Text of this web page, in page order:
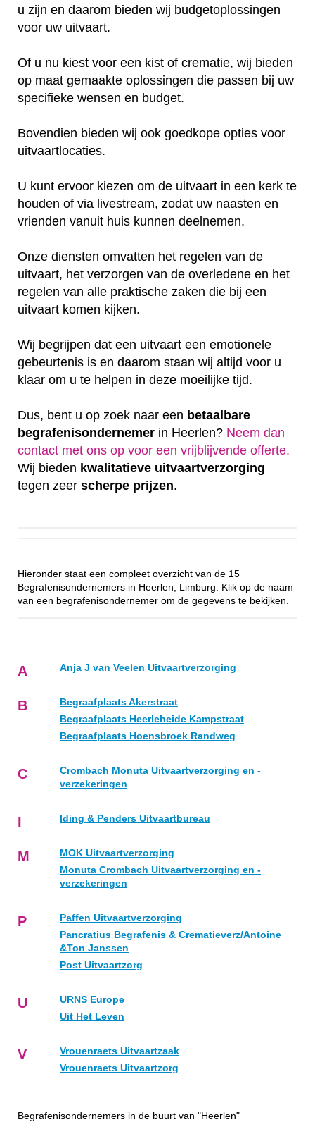
u zijn en daarom bieden wij budgetoplossingen
voor uw uitvaart.
Of u nu kiest voor een kist of crematie, wij bieden
op maat gemaakte oplossingen die passen bij uw
specifieke wensen en budget.
Bovendien bieden wij ook goedkope opties voor
uitvaartlocaties.
U kunt ervoor kiezen om de uitvaart in een kerk te
houden of via livestream, zodat uw naasten en
vrienden vanuit huis kunnen deelnemen.
Onze diensten omvatten het regelen van de
uitvaart, het verzorgen van de overledene en het
regelen van alle praktische zaken die bij een
uitvaart komen kijken.
Wij begrijpen dat een uitvaart een emotionele
gebeurtenis is en daarom staan wij altijd voor u
klaar om u te helpen in deze moeilijke tijd.
Dus, bent u op zoek naar een betaalbare
begrafenisondernemer in Heerlen? Neem dan
contact met ons op voor een vrijblijvende offerte‎.
Wij bieden kwalitatieve uitvaartverzorging
tegen zeer scherpe prijzen.
Hieronder staat een compleet overzicht van de 15
Begrafenisondernemers in Heerlen, Limburg. Klik op de naam
van een begrafenisondernemer om de gegevens te bekijken.
A Anja J van Veelen Uitvaartverzorging
B
Begraafplaats Akerstraat
Begraafplaats Heerleheide Kampstraat
Begraafplaats Hoensbroek Randweg
C
Crombach Monuta Uitvaartverzorging en -
verzekeringen
I Iding & Penders Uitvaartbureau
M
MOK Uitvaartverzorging
Monuta Crombach Uitvaartverzorging en -
verzekeringen
P
Paffen Uitvaartverzorging
Pancratius Begrafenis & Crematieverz/Antoine
&Ton Janssen
Post Uitvaartzorg
U
URNS Europe
Uit Het Leven
V
Vrouenraets Uitvaartzaak
Vrouenraets Uitvaartzorg
Begrafenisondernemers in de buurt van "Heerlen"